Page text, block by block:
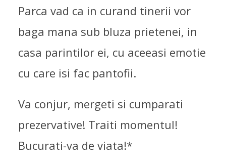
Parca vad ca in curand tinerii vor
baga mana sub bluza prietenei, in
casa parintilor ei, cu aceeasi emotie
cu care isi fac pantofii.
Va conjur, mergeti si cumparati
prezervative! Traiti momentul!
Bucurati-va de viata!*